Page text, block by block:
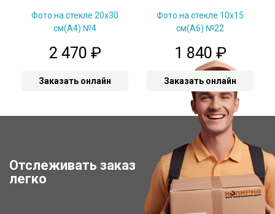
Фото на стекле 20х30
см(А4) №4
2 470 ₽
Заказать онлайн
Фото на стекле 10х15
см(А6) №22
1 840 ₽
Заказать онлайн
Отслеживать заказ
легко
Отследить заказ